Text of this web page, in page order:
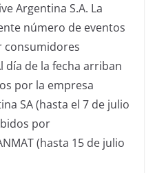
Argentina S.A. La
número de eventos
consumidores
día de la fecha arriban
por la empresa
SA (hasta el 7 de julio
por
(hasta 15 de julio